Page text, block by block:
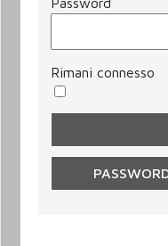
Rimani connesso